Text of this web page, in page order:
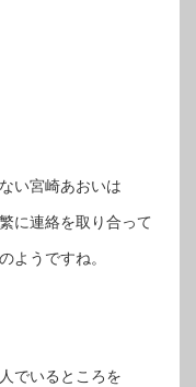
い宮崎あおいは
に連絡を取り合って
ようですね。
でいるところを